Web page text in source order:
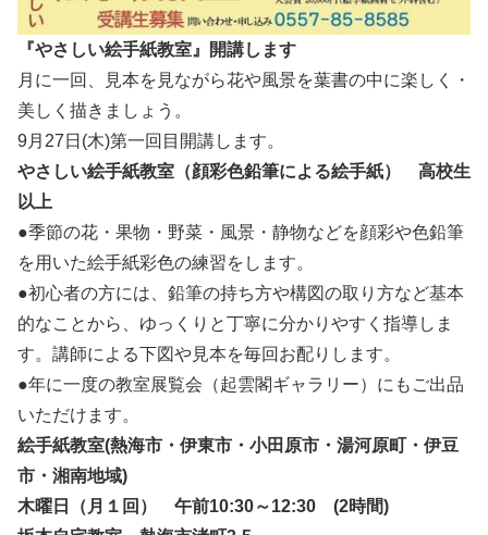
『やさしい絵手紙教室』開講します
月に一回、見本を見ながら花や風景を葉書の中に楽しく・
美しく描きましょう。
9月27日(木)第一回目開講します。
やさしい絵手紙教室（顔彩色鉛筆による絵手紙） 高校生
以上
●季節の花・果物・野菜・風景・静物などを顔彩や色鉛筆
を用いた絵手紙彩色の練習をします。
●初心者の方には、鉛筆の持ち方や構図の取り方など基本
的なことから、ゆっくりと丁寧に分かりやすく指導しま
す。講師による下図や見本を毎回お配りします。
●年に一度の教室展覧会（起雲閣ギャラリー）にもご出品
いただけます。
絵手紙教室(熱海市・伊東市・小田原市・湯河原町・伊豆
市・湘南地域)
木曜日（月１回） 午前10:30～12:30 (2時間)